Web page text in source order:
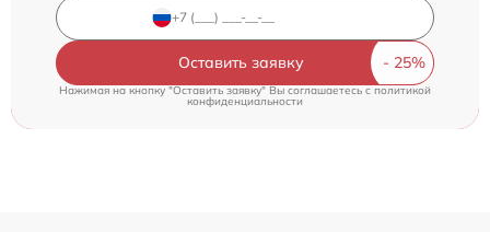
Оставить заявку
Нажимая на кнопку "Оставить заявку" Вы соглашаетесь cполитикой
конфиденциальности